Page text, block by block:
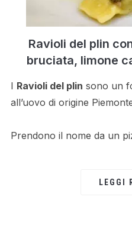
Ravioli del plin
bruciata, limone
I Ravioli del plin sono un
all’uovo di origine
Prendono il nome da un
LEGGI